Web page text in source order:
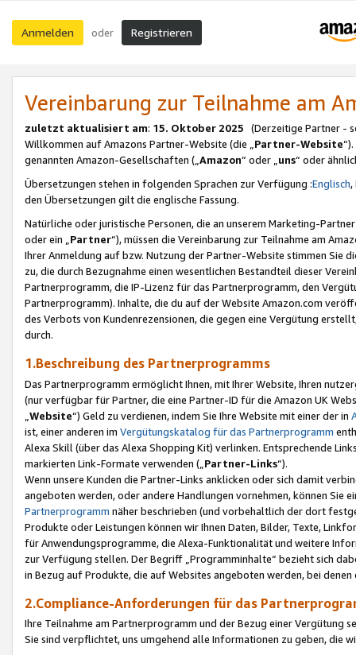
Anmelden oder Registrieren
Vereinbarung zur Teilnahme am
zuletzt aktualisiert am: 15. Oktober 2025 (Derzeitige Partner -
Willkommen auf Amazons Partner-Website (die „Partner-Website
genannten Amazon-Gesellschaften („Amazon“ oder „uns“ oder
Übersetzungen stehen in folgenden Sprachen zur Verfügung :Englisch,
den Übersetzungen gilt die englische Fassung.
Natürliche oder juristische Personen, die an unserem Marketing-
oder ein „Partner“), müssen die Vereinbarung zur Teilnahme am
Ihrer Anmeldung auf bzw. Nutzung der Partner-Website stimmen Sie
zu, die durch Bezugnahme einen wesentlichen Bestandteil dieser
Partnerprogramm, die IP-Lizenz für das Partnerprogramm, den
Partnerprogramm). Inhalte, die du auf der Website Amazon.com
des Verbots von Kundenrezensionen, die gegen eine Vergütung
durch.
1.Beschreibung des Partnerprogramms
Das Partnerprogramm ermöglicht Ihnen, mit Ihrer Website, Ihren
(nur verfügbar für Partner, die eine Partner-ID für die Amazon UK
Website“) Geld zu verdienen, indem Sie Ihre Website mit einer der in
ist, einer anderen im Vergütungskatalog für das Partnerprogramm
Alexa Skill (über das Alexa Shopping Kit) verlinken. Entsprechende
markierten Link-Formate verwenden („ Partner-Links“).
Wenn unsere Kunden die Partner-Links anklicken oder sich damit
angeboten werden, oder andere Handlungen vornehmen, können Sie
Partnerprogramm näher beschrieben (und vorbehaltlich der dort
Produkte oder Leistungen können wir Ihnen Daten, Bilder, Texte,
für Anwendungsprogramme, die Alexa-Funktionalität und weitere
zur Verfügung stellen. Der Begriff „Programminhalte“ bezieht sich
in Bezug auf Produkte, die auf Websites angeboten werden, bei
2.Compliance-Anforderungen für das
Ihre Teilnahme am Partnerprogramm und der Bezug einer Vergütung
Sie sind verpflichtet, uns umgehend alle Informationen zu geben, die